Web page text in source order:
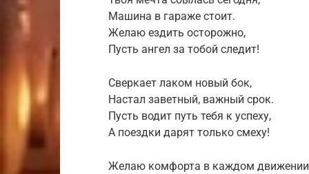
Машина в гараже стоит.
Желаю ездить осторожно,
Пусть ангел за тобой следит!
Сверкает лаком новый бок,
Настал заветный, важный срок.
Пусть водит путь тебя к успеху,
А поездки дарят только смеху!
Желаю комфорта в каждом